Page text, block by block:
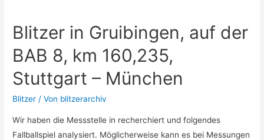
Blitzer in Gruibingen, auf der
BAB 8, km 160,235,
Stuttgart – München
Blitzer / Von blitzerarchiv
Wir haben die Messstelle in recherchiert und folgendes
Fallballspiel analysiert. Möglicherweise kann es bei Messungen